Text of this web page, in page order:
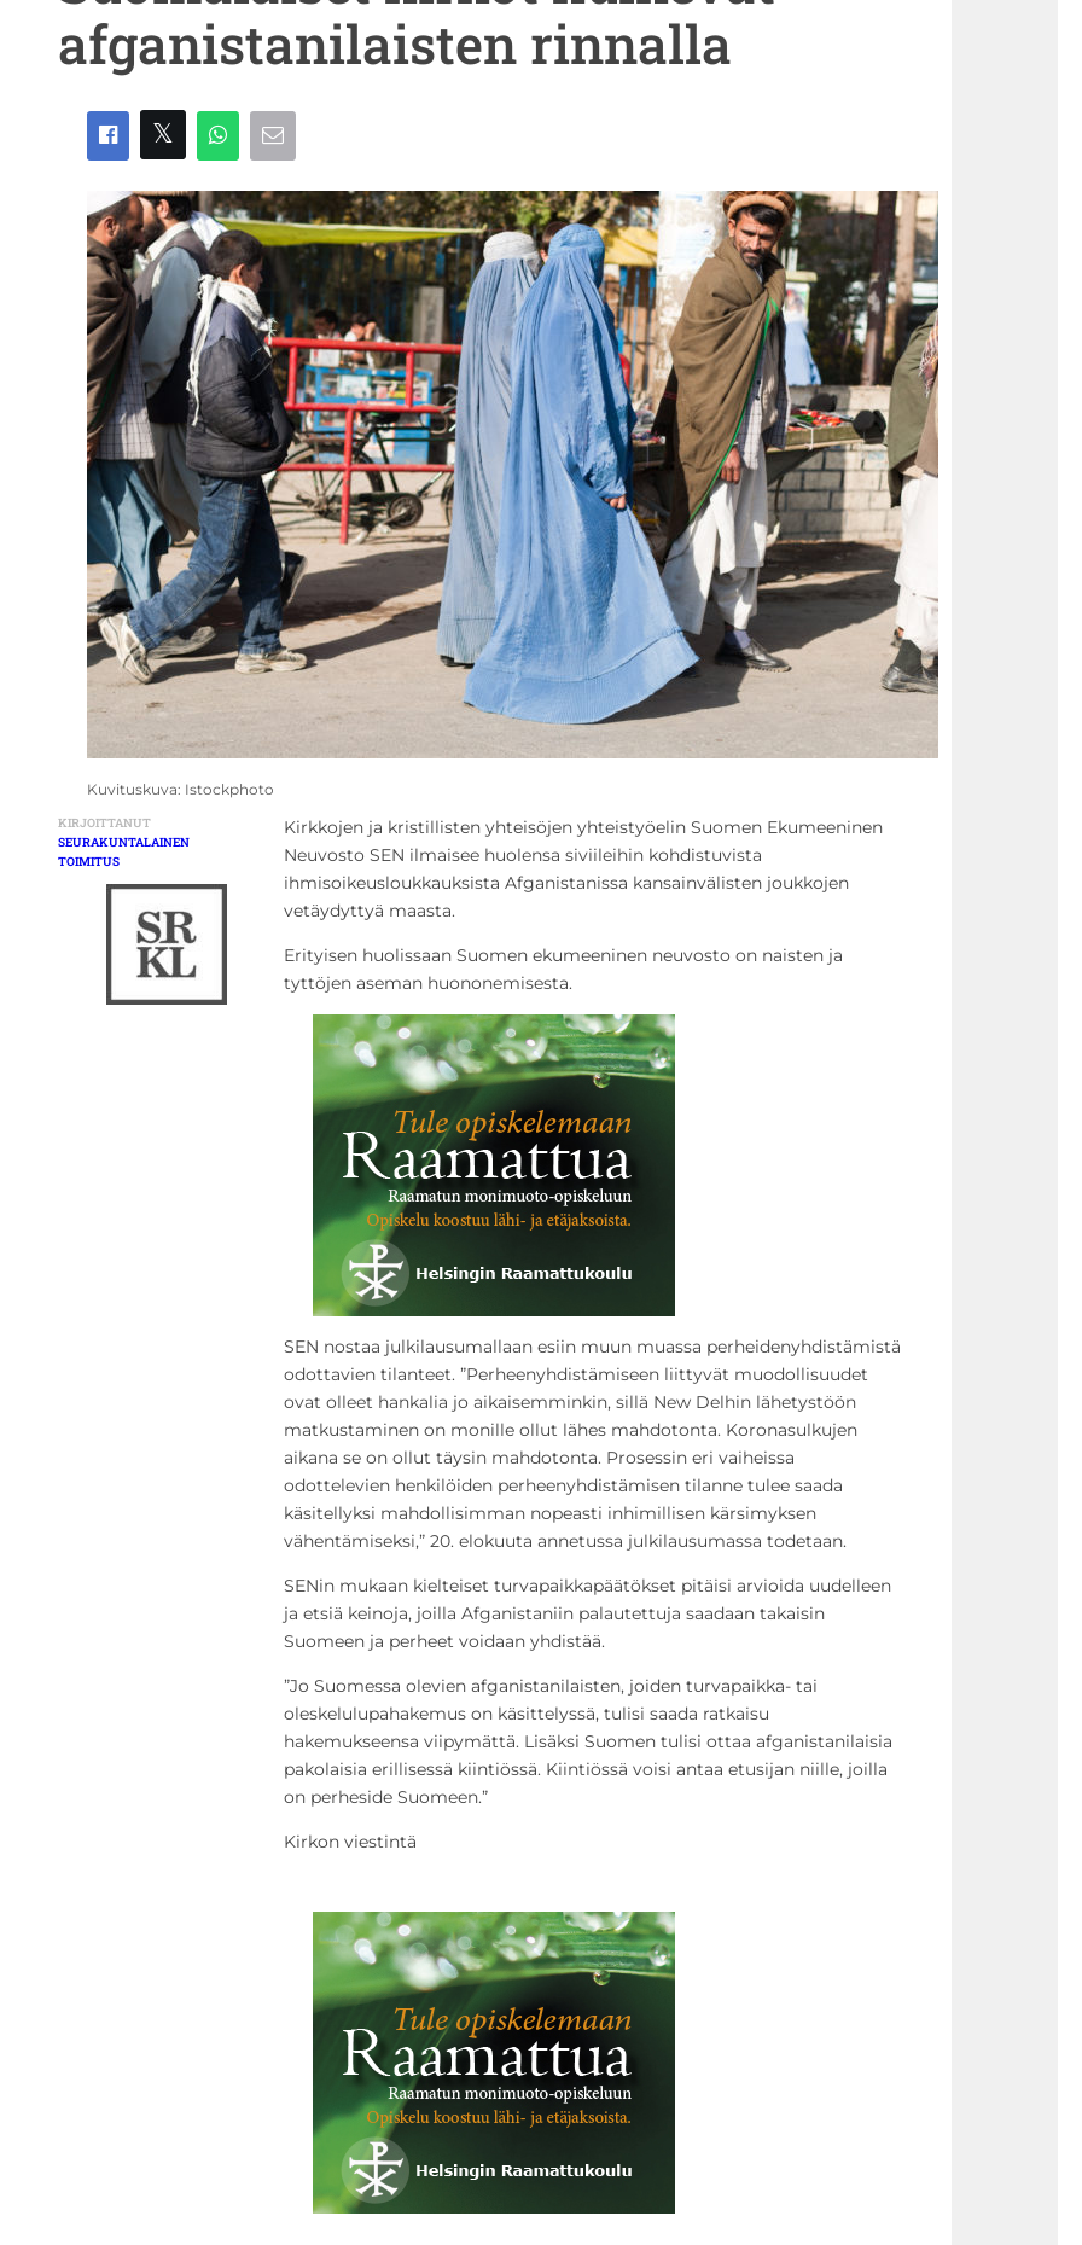
afganistanilaisten rinnalla
Kuvituskuva: Istockphoto
KIRJOITTANUT
SEURAKUNTALAINEN
TOIMITUS
Kirkkojen ja kristillisten yhteisöjen yhteistyöelin Suomen Ekumeeninen
Neuvosto SEN ilmaisee huolensa siviileihin kohdistuvista
ihmisoikeusloukkauksista Afganistanissa kansainvälisten joukkojen
vetäydyttyä maasta.
Erityisen huolissaan Suomen ekumeeninen neuvosto on naisten ja
tyttöjen aseman huononemisesta.
SEN nostaa julkilausumallaan esiin muun muassa perheidenyhdistämistä
odottavien tilanteet. ”Perheenyhdistämiseen liittyvät muodollisuudet
ovat olleet hankalia jo aikaisemminkin, sillä New Delhin lähetystöön
matkustaminen on monille ollut lähes mahdotonta. Koronasulkujen
aikana se on ollut täysin mahdotonta. Prosessin eri vaiheissa
odottelevien henkilöiden perheenyhdistämisen tilanne tulee saada
käsitellyksi mahdollisimman nopeasti inhimillisen kärsimyksen
vähentämiseksi,” 20. elokuuta annetussa julkilausumassa todetaan.
SENin mukaan kielteiset turvapaikkapäätökset pitäisi arvioida uudelleen
ja etsiä keinoja, joilla Afganistaniin palautettuja saadaan takaisin
Suomeen ja perheet voidaan yhdistää.
”Jo Suomessa olevien afganistanilaisten, joiden turvapaikka- tai
oleskelulupahakemus on käsittelyssä, tulisi saada ratkaisu
hakemukseensa viipymättä. Lisäksi Suomen tulisi ottaa afganistanilaisia
pakolaisia erillisessä kiintiössä. Kiintiössä voisi antaa etusijan niille, joilla
on perheside Suomeen.”
Kirkon viestintä